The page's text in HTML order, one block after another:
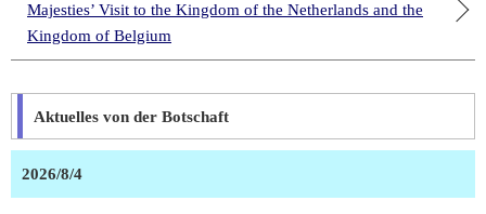
Majesties’ Visit to the Kingdom of the Netherlands and the
Kingdom of Belgium
Aktuelles von der Botschaft
2026/8/4